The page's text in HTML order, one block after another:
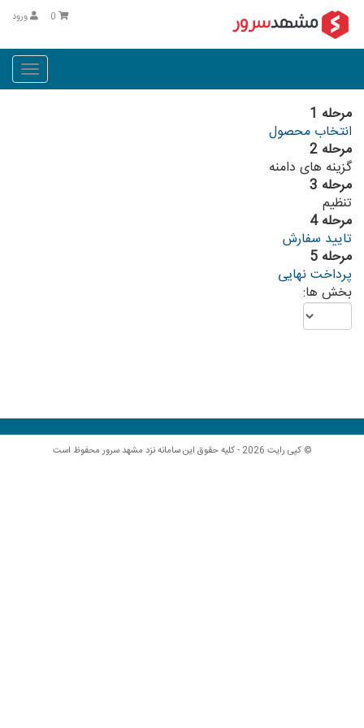
ورود 0
مرحله 1
انتخاب محصول
مرحله 2
گزینه های دامنه
مرحله 3
تنظیم
مرحله 4
تایید سفارش
مرحله 5
پرداخت نهایی
بخش ها:
© کپی رایت 2026 - کلیه حقوق این سامانه نزد مشهد سرور محفوظ است